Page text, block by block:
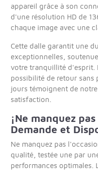
appareil grâce à son
d'une résolution HD de
chaque image avec une
Cette dalle garantit une
exceptionnelles,
votre tranquillité d'esprit.
possibilité de retour sans
jours témoignent de
satisfaction.
¡Ne manquez
Demande et
Ne manquez pas
qualité, testée une par
performances optimales.